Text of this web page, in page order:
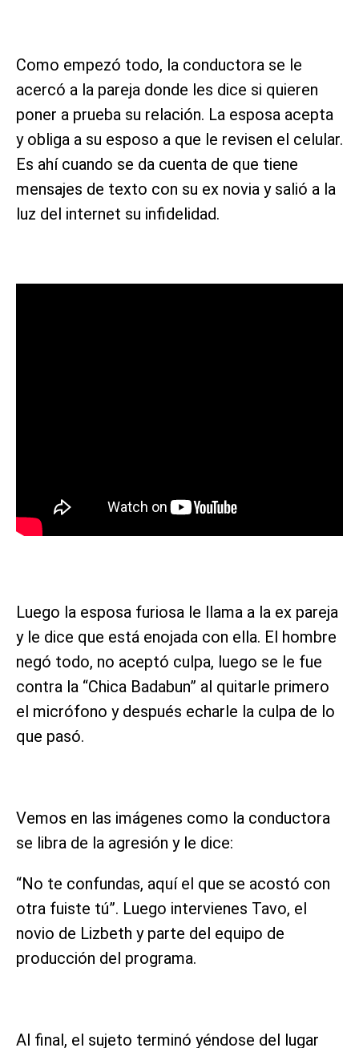
Como empezó todo, la conductora se le
acercó a la pareja donde les dice si quieren
poner a prueba su relación. La esposa acepta
y obliga a su esposo a que le revisen el celular.
Es ahí cuando se da cuenta de que tiene
mensajes de texto con su ex novia y salió a la
luz del internet su infidelidad.
Luego la esposa furiosa le llama a la ex pareja
y le dice que está enojada con ella. El hombre
negó todo, no aceptó culpa, luego se le fue
contra la “Chica Badabun” al quitarle primero
el micrófono y después echarle la culpa de lo
que pasó.
Vemos en las imágenes como la conductora
se libra de la agresión y le dice:
“No te confundas, aquí el que se acostó con
otra fuiste tú”. Luego intervienes Tavo, el
novio de Lizbeth y parte del equipo de
producción del programa.
Al final, el sujeto terminó yéndose del lugar